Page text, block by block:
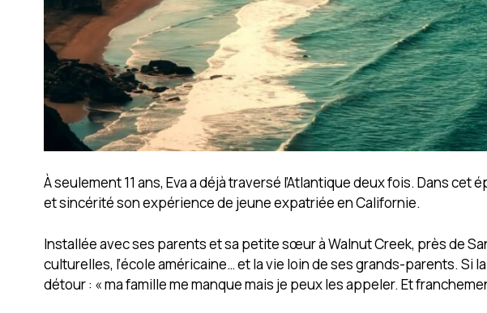
À seulement 11 ans, Eva a déjà traversé l’Atlantique deux fois. Dans
et sincérité son expérience de jeune expatriée en Californie.
Installée avec ses parents et sa petite sœur à Walnut Creek, près de
culturelles, l’école américaine… et la vie loin de ses grands-parents. Si
détour : « ma famille me manque mais je peux les appeler. Et